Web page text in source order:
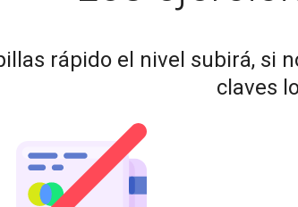
rápido el nivel subirá, si
claves